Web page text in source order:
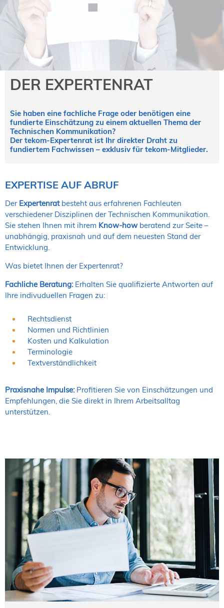
NORDIC TechKomm Kopenhagen
23.-24. September 2026
tekom-Jahrestagung 2026
10.-12. November, 2026 in Stuttgart
Mitglied werden
Expertenrat
Stellenangebote
Stellengesuche
Dienstleister
Regionalgruppen
DER EXPERTENRAT
Sie haben eine fachliche Frage oder benötigen eine
fundierte Einschätzung zu einem aktuellen Thema der
Technischen Kommunikation?
Der tekom-Expertenrat ist Ihr direkter Draht zu
fundiertem Fachwissen – exklusiv für tekom-Mitglieder.
EXPERTISE AUF ABRUF
DerExpertenratbesteht aus erfahrenen Fachleuten
verschiedener Disziplinen der Technischen Kommunikation.
Sie stehen Ihnen mit ihrem Know-how beratend zur Seite –
unabhängig, praxisnah und auf dem neuesten Stand der
Entwicklung.
Was bietet Ihnen der Expertenrat?
Fachliche Beratung:Erhalten Sie qualifizierte Antworten auf
Ihre indivuduellen Fragen zu:
Rechtsdienst
Normen und Richtlinien
Kosten und Kalkulation
Terminologie
Textverständlichkeit
Praxisnahe Impulse:Profitieren Sie von Einschätzungen und
Empfehlungen, die Sie direkt in Ihrem Arbeitsalltag
unterstützen.